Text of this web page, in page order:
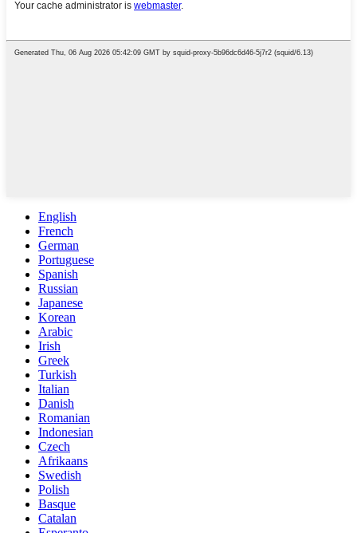
English
French
German
Portuguese
Spanish
Russian
Japanese
Korean
Arabic
Irish
Greek
Turkish
Italian
Danish
Romanian
Indonesian
Czech
Afrikaans
Swedish
Polish
Basque
Catalan